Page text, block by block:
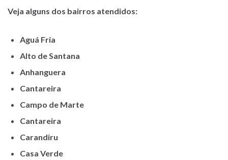
Veja alguns dos bairros atendidos:
Aguá Fria
Alto de Santana
Anhanguera
Cantareira
Campo de Marte
Cantareira
Carandiru
Casa Verde